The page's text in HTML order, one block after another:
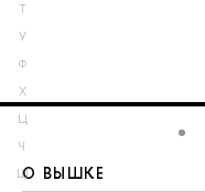
Т
У
Ф
Х
Ц
Ч
ШО ВЫШКЕ